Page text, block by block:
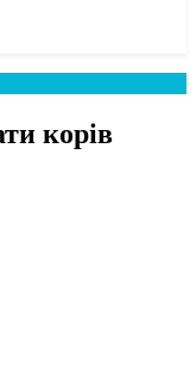
корів